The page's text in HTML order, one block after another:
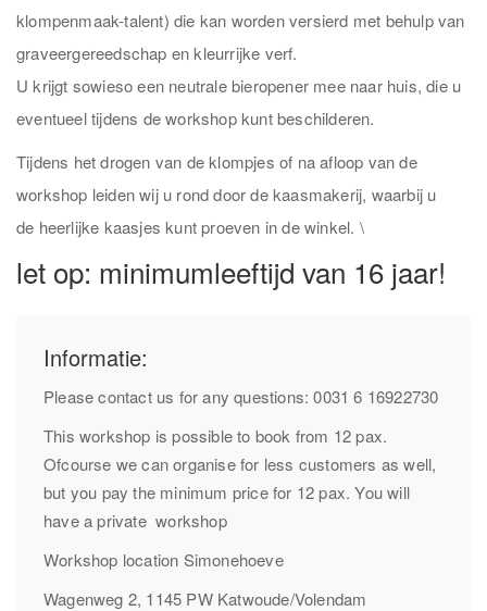
klompenmaak-talent) die kan worden versierd met behulp van
graveergereedschap en kleurrijke verf.
U krijgt sowieso een neutrale bieropener mee naar huis, die u
eventueel tijdens de workshop kunt beschilderen.
Tijdens het drogen van de klompjes of na afloop van de
workshop leiden wij u rond door de kaasmakerij, waarbij u
de heerlijke kaasjes kunt proeven in de winkel. \
let op: minimumleeftijd van 16 jaar!
Informatie:
Please contact us for any questions: 0031 6 16922730
This workshop is possible to book from 12 pax.
Ofcourse we can organise for less customers as well,
but you pay the minimum price for 12 pax. You will
have a private workshop
Workshop location Simonehoeve
Wagenweg 2, 1145 PW Katwoude/Volendam